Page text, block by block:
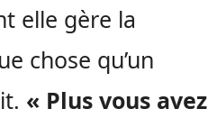
elle gère la
chose qu’un
« Plus vous avez